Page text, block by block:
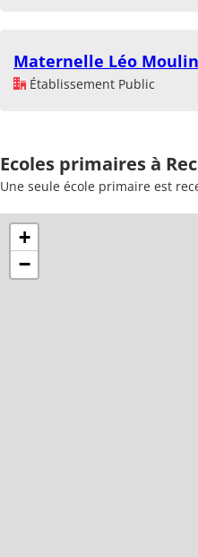
Maternelle Léo Moulin
Établissement Public
Ecoles primaires à
Une seule école primaire est
+
−